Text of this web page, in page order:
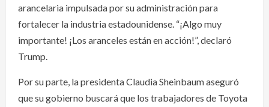
arancelaria impulsada por su administración para
fortalecer la industria estadounidense. “¡Algo muy
importante! ¡Los aranceles están en acción!”, declaró
Trump.
Por su parte, la presidenta Claudia Sheinbaum aseguró
que su gobierno buscará que los trabajadores de Toyota